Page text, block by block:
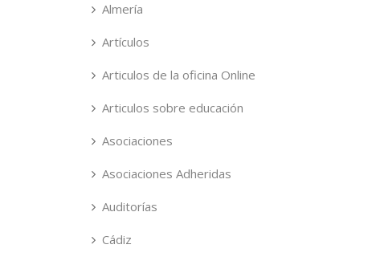
Almería
Artículos
Articulos de la oficina Online
Articulos sobre educación
Asociaciones
Asociaciones Adheridas
Auditorías
Cádiz